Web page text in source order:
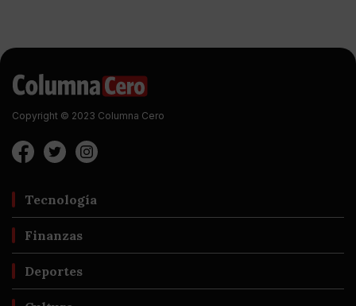
Copyright © 2023 Columna Cero
Tecnología
Finanzas
Deportes